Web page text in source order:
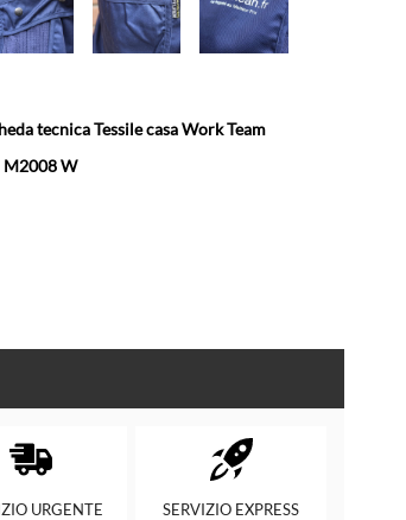
tecnica Tessile casa Work Team
M2008 W
URGENTE
SERVIZIO EXPRESS